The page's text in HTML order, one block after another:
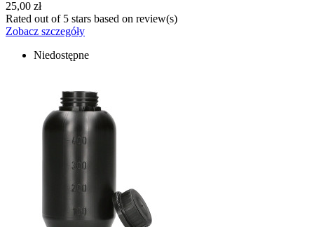
25,00 zł
Rated out of 5 stars based on review(s)
Zobacz szczegóły
Niedostępne